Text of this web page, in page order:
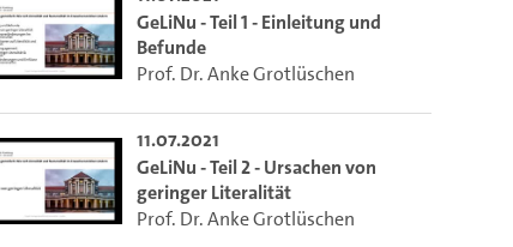
GeLiNu - Teil 1 - Einleitung und
Befunde
Prof. Dr. Anke Grotlüschen
11.07.2021
GeLiNu - Teil 2 - Ursachen von
geringer Literalität
Prof. Dr. Anke Grotlüschen